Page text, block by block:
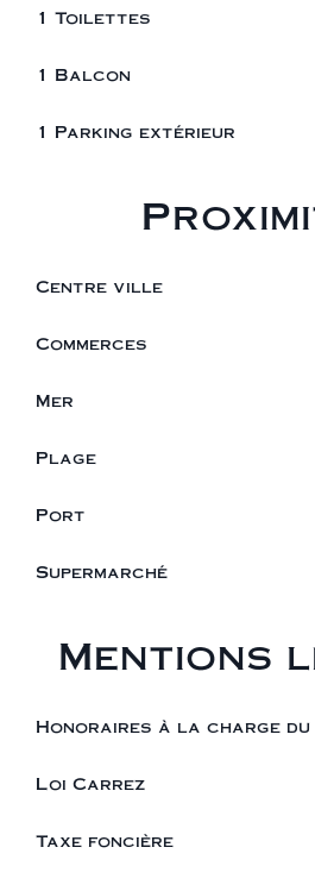
1 Toilettes
1 Balcon
1 Parking extérieur
Centre ville
Commerces
Mer
Plage
Port
Supermarché
Mentions
Honoraires à la charge du
Loi Carrez
Taxe foncière